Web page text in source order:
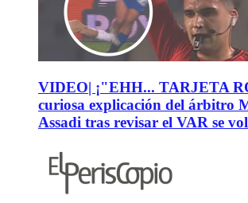
VIDEO| ¡"EHH... TARJETA
curiosa explicación del árbitro
Assadi tras revisar el VAR se